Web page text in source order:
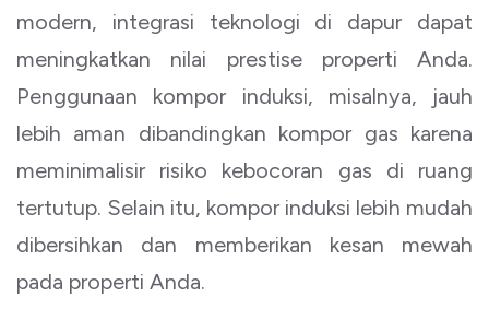
modern, integrasi teknologi di dapur dapat
meningkatkan nilai prestise properti Anda.
Penggunaan kompor induksi, misalnya, jauh
lebih aman dibandingkan kompor gas karena
meminimalisir risiko kebocoran gas di ruang
tertutup. Selain itu, kompor induksi lebih mudah
dibersihkan dan memberikan kesan mewah
pada properti Anda.